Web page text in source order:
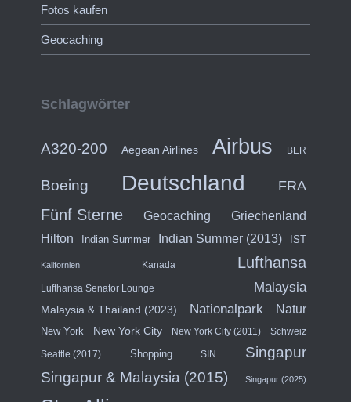
Fotos kaufen
Geocaching
Schlagwörter
A320-200 Aegean Airlines Airbus BER
Boeing Deutschland FRA
Fünf Sterne Geocaching Griechenland
Hilton Indian Summer Indian Summer (2013) IST
Kalifornien Kanada Lufthansa
Lufthansa Senator Lounge Malaysia
Malaysia & Thailand (2023) Nationalpark Natur
New York New York City New York City (2011) Schweiz
Seattle (2017) Shopping SIN
Singapur
Singapur & Malaysia (2015)
Singapur (2025)